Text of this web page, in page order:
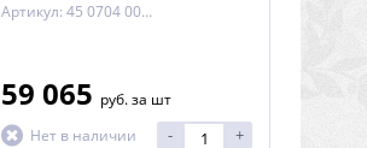
Артикул: 45 0704 006 04 00 00 01
59 065 руб.за шт
Нет в наличии
- +